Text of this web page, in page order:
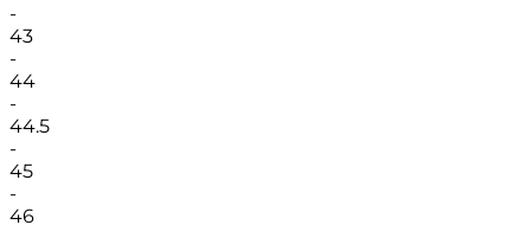
-
43
-
44
-
44.5
-
45
-
46